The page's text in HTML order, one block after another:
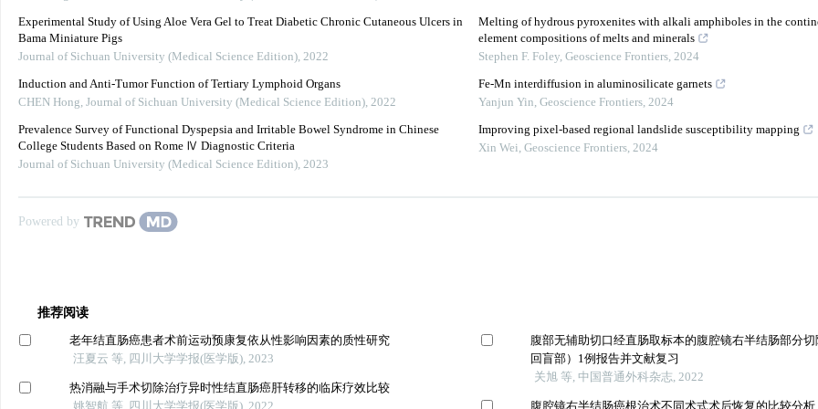
Experimental Study of Using Aloe Vera Gel to Treat Diabetic Chronic Cutaneous Ulcers in
Bama Miniature Pigs
Journal of Sichuan University (Medical Science Edition), 2022
Induction and Anti-Tumor Function of Tertiary Lymphoid Organs
CHEN Hong, Journal of Sichuan University (Medical Science Edition), 2022
Prevalence Survey of Functional Dyspepsia and Irritable Bowel Syndrome in Chinese
College Students Based on Rome Ⅳ Diagnostic Criteria
Journal of Sichuan University (Medical Science Edition), 2023
Melting of hydrous pyroxenites with alkali amphiboles in the
element compositions of melts and minerals
Stephen F. Foley, Geoscience Frontiers, 2024
Fe-Mn interdiffusion in aluminosilicate garnets
Yanjun Yin, Geoscience Frontiers, 2024
Improving pixel-based regional landslide susceptibility mapping
Xin Wei, Geoscience Frontiers, 2024
Powered by
推荐阅读
老年结直肠癌患者术前运动预康复依从性影响因素的质性研究
汪夏云 等, 四川大学学报(医学版), 2023
热消融与手术切除治疗异时性结直肠癌肝转移的临床疗效比较
姚智航 等, 四川大学学报(医学版), 2022
腹部无辅助切口经直肠取标本的腹腔镜右半结肠部分
回盲部）1例报告并文献复习
关旭 等, 中国普通外科杂志, 2022
腹腔镜右半结肠癌根治术不同术式术后恢复的比较分析